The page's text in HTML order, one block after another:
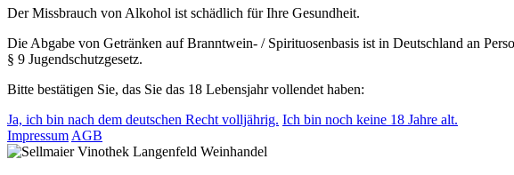
Der Missbrauch von Alkohol ist schädlich für Ihre Gesundheit.
Die Abgabe von Getränken auf Branntwein- / Spirituosenbasis ist in Deutschland an
§ 9 Jugendschutzgesetz.
Bitte bestätigen Sie, das Sie das 18 Lebensjahr vollendet haben:
Ja, ich bin nach dem deutschen Recht volljährig. Ich bin noch keine 18 Jahre alt.
Impressum AGB